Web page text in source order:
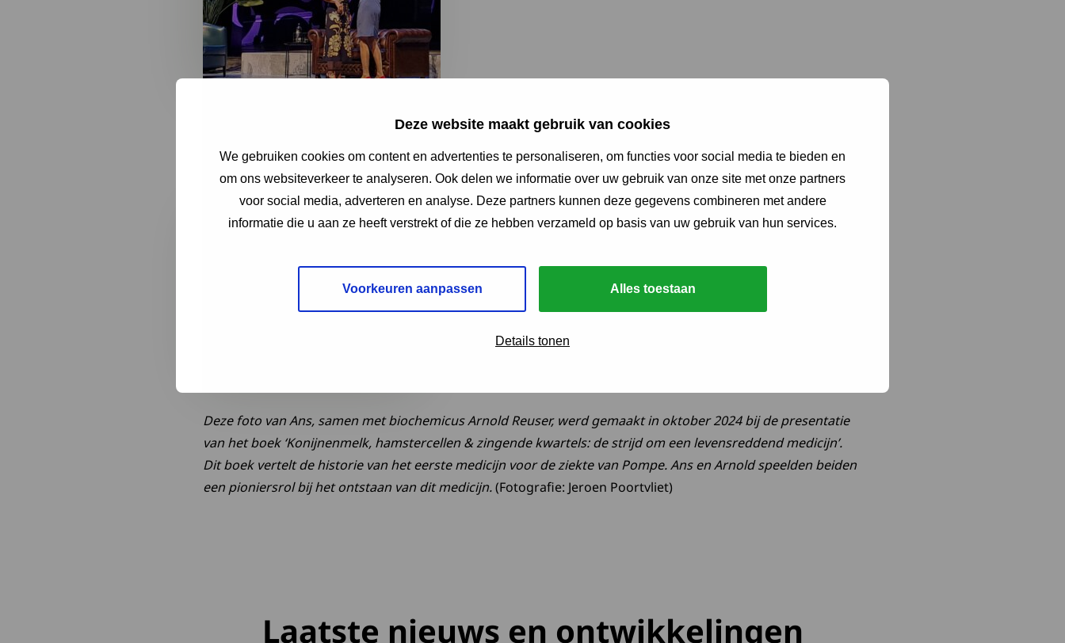
Deze website maakt gebruik van cookies
We gebruiken cookies om content en advertenties te personaliseren, om functies voor social media te bieden en
om ons websiteverkeer te analyseren. Ook delen we informatie over uw gebruik van onze site met onze partners
voor social media, adverteren en analyse. Deze partners kunnen deze gegevens combineren met andere
informatie die u aan ze heeft verstrekt of die ze hebben verzameld op basis van uw gebruik van hun services.
Voorkeuren aanpassen Alles toestaan
Details tonen
Bij haar afscheidssymposium werd Ans verrast met een koninklijke onderscheiding. Ze werd benoemd tot
Officier in de Orde van Oranje-Nassau.
Deze foto van Ans, samen met biochemicus Arnold Reuser, werd gemaakt in oktober 2024 bij de presentatie
van het boek ‘Konijnenmelk, hamstercellen & zingende kwartels: de strijd om een levensreddend medicijn’.
Dit boek vertelt de historie van het eerste medicijn voor de ziekte van Pompe. Ans en Arnold speelden beiden
een pioniersrol bij het ontstaan van dit medicijn.(Fotografie: Jeroen Poortvliet)
Laatste nieuws en ontwikkelingen